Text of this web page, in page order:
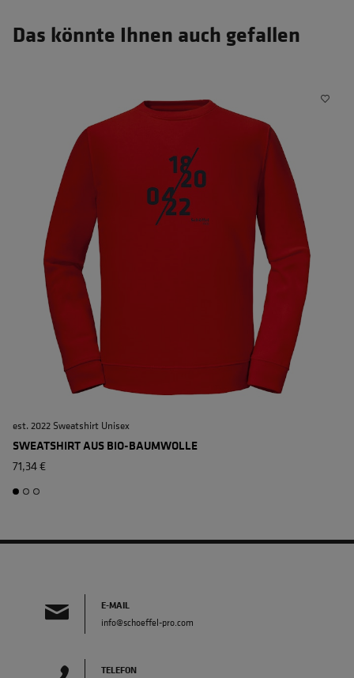
Das könnte Ihnen auch gefallen
est. 2022 Sweatshirt Unisex
SWEATSHIRT AUS BIO-BAUMWOLLE
71,34 €
E-MAIL
info@schoeffel-pro.com
TELEFON